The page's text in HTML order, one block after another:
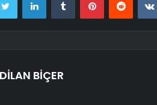
DİLAN BİÇER